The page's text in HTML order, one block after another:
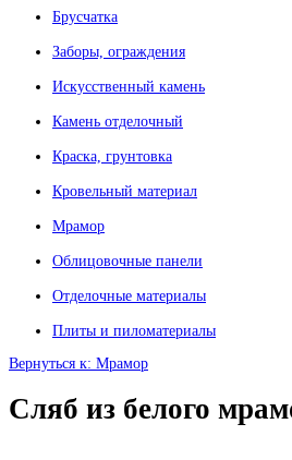
Брусчатка
Заборы, ограждения
Искусственный камень
Камень отделочный
Краска, грунтовка
Кровельный материал
Мрамор
Облицовочные панели
Отделочные материалы
Плиты и пиломатериалы
Вернуться к: Мрамор
Сляб из белого